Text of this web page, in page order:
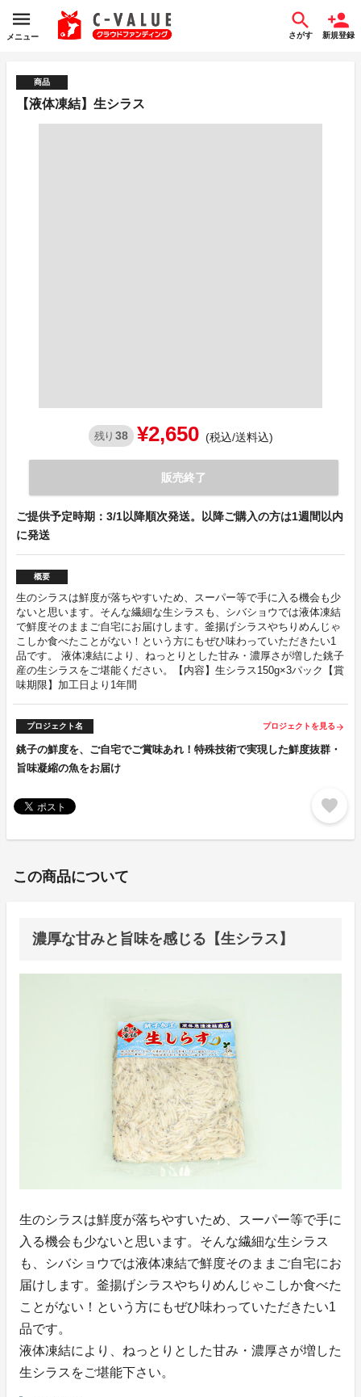
メニュー さがす 新規登録
商品
【液体凍結】生シラス
残り 38 ¥2,650 (税込/送料込)
販売終了
ご提供予定時期：3/1以降順次発送。以降ご購入の方は1週間以内
に発送
概要
生のシラスは鮮度が落ちやすいため、スーパー等で手に入る機会も少
ないと思います。そんな繊細な生シラスも、シバショウでは液体凍結
で鮮度そのままご自宅にお届けします。釜揚げシラスやちりめんじゃ
こしか食べたことがない！という方にもぜひ味わっていただきたい1
品です。 液体凍結により、ねっとりとした甘み・濃厚さが増した銚子
産の生シラスをご堪能ください。【内容】生シラス150g×3パック【賞
味期限】加工日より1年間
プロジェクト名 プロジェクトを見る arrow_forward
銚子の鮮度を、ご自宅でご賞味あれ！特殊技術で実現した鮮度抜群・
旨味凝縮の魚をお届け
favorite
この商品について
濃厚な甘みと旨味を感じる【生シラス】
生のシラスは鮮度が落ちやすいため、スーパー等で手に
入る機会も少ないと思います。そんな繊細な生シラス
も、シバショウでは液体凍結で鮮度そのままご自宅にお
届けします。釜揚げシラスやちりめんじゃこしか食べた
ことがない！という方にもぜひ味わっていただきたい1
品です。
液体凍結により、ねっとりとした甘み・濃厚さが増した
生シラスをご堪能下さい。